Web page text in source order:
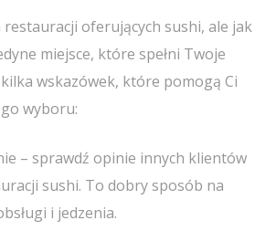
restauracji oferujących sushi, ale jak
miejsce, które spełni Twoje
wskazówek, które pomogą Ci
wyboru:
– sprawdź opinie innych klientów
sushi. To dobry sposób na
i jedzenia.